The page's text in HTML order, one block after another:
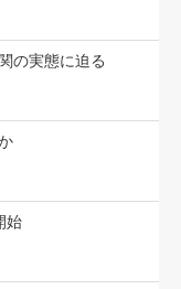
の実態に迫る
始